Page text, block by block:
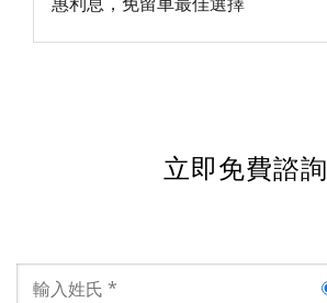
立即免費諮詢